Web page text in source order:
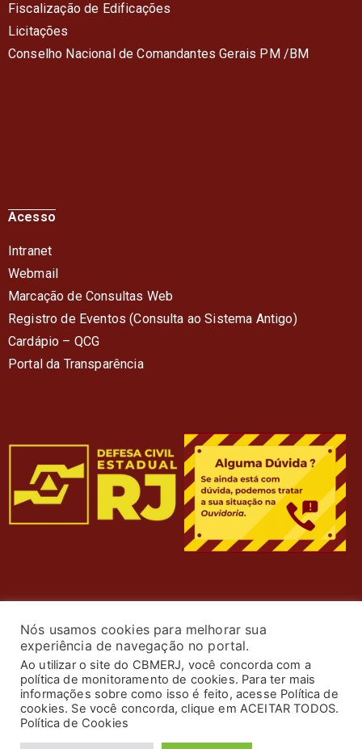
Fiscalização de Edificações
Licitações
Conselho Nacional de Comandantes Gerais PM /BM
Acesso
Intranet
Webmail
Marcação de Consultas Web
Registro de Eventos (Consulta ao Sistema Antigo)
Cardápio – QCG
Portal da Transparência
© 2024 Corpo de Bombeiros Militar do Estado do Rio de
Janeiro. Todos os Direitos Reservados. Desenvolvimento
Nós usamos cookies para melhorar sua
experiência de navegação no portal.
Ao utilizar o site do CBMERJ, você concorda com a
política de monitoramento de cookies. Para ter mais
informações sobre como isso é feito, acesse Política de
cookies. Se você concorda, clique em ACEITAR TODOS.
Política de Cookies